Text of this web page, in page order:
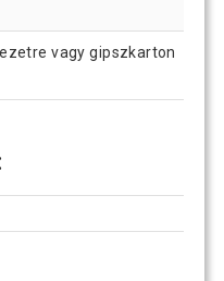
vagy gipszkarton